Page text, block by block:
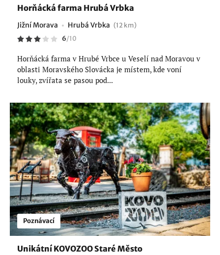
Horňácká farma Hrubá Vrbka
Jižní Morava Hrubá Vrbka (12 km)
6/10
Horňácká farma v Hrubé Vrbce u Veselí nad Moravou v
oblasti Moravského Slovácka je místem, kde voní
louky, zvířata se pasou pod...
Poznávací
Unikátní KOVOZOO Staré Město